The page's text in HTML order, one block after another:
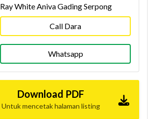
Ray White Aniva Gading Serpong
Call Dara
Whatsapp
Download PDF
Untuk mencetak halaman listing